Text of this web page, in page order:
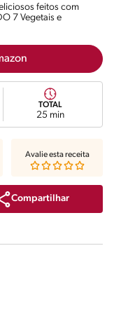
feitos com
7 Vegetais e
TOTAL
25 min
Compartilhar
Avalie esta receita